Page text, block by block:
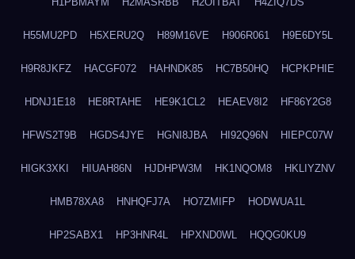
H55MU2PD H5XERU2Q H89M16VE H906R061 H9E6DY5L
H9R8JKFZ HACGF072 HAHNDK85 HC7B50HQ HCPKPHIE
HDNJ1E18 HE8RTAHE HE9K1CL2 HEAEV8I2 HF86Y2G8
HFWS2T9B HGDS4JYE HGNI8JBA HI92Q96N HIEPC07W
HIGK3XKI HIUAH86N HJDHPW3M HK1NQOM8 HKLIYZNV
HMB78XA8 HNHQFJ7A HO7ZMIFP HODWUA1L
HP2SABX1 HP3HNR4L HPXND0WL HQQG0KU9